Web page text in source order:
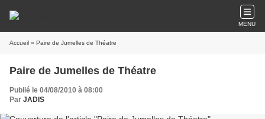
MENU
Accueil » Paire de Jumelles de Théatre
Paire de Jumelles de Théatre
Publié le 04/08/2010 à 08:00
Par JADIS